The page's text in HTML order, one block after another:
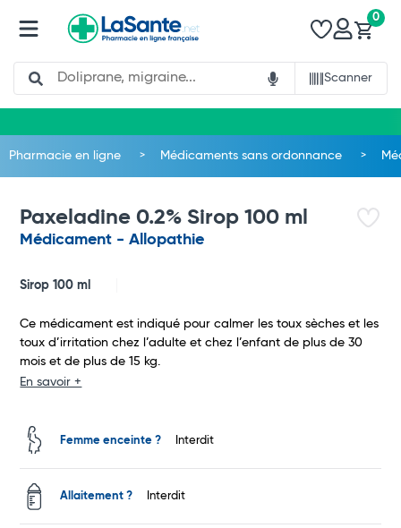
Search
Scanner
0
Pharmacie en ligne Médicaments sans ordonnance
Paxeladine 0.2% Sirop 100 ml
Médicament - Allopathie
Sirop 100 ml
Ce médicament est indiqué pour calmer les toux sèches et les
toux d’irritation chez l’adulte et chez l’enfant de plus de 30
mois et de plus de 15 kg.
En savoir +
Femme enceinte ? Interdit
Allaitement ? Interdit